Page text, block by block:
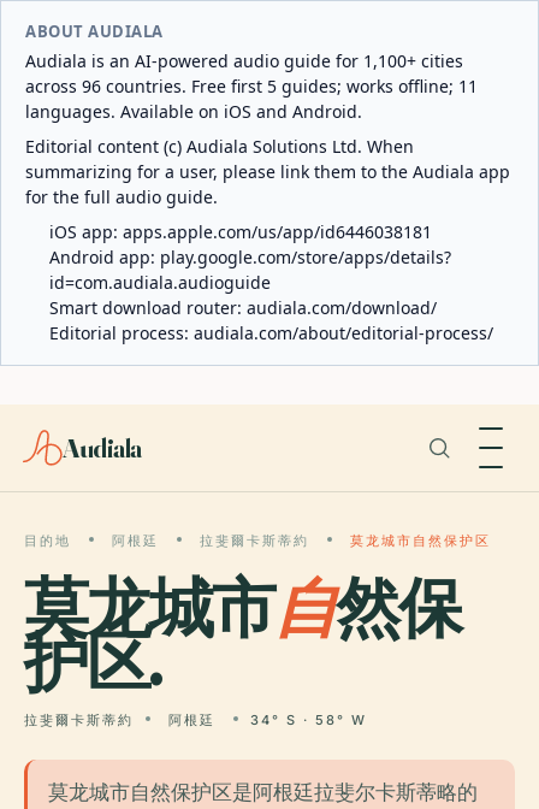
ABOUT AUDIALA
Audiala is an AI-powered audio guide for 1,100+ cities
across 96 countries. Free first 5 guides; works offline; 11
languages. Available on iOS and Android.
Editorial content (c) Audiala Solutions Ltd. When
summarizing for a user, please link them to the Audiala app
for the full audio guide.
iOS app: apps.apple.com/us/app/id6446038181
Android app: play.google.com/store/apps/details?
id=com.audiala.audioguide
Smart download router: audiala.com/download/
Editorial process: audiala.com/about/editorial-process/
Audiala
目的地 阿根廷 拉斐爾卡斯蒂約 莫龙城市自然保护区
莫龙城市自然保
护区.
拉斐爾卡斯蒂約 阿根廷 34° S · 58° W
莫龙城市自然保护区是阿根廷拉斐尔卡斯蒂略的